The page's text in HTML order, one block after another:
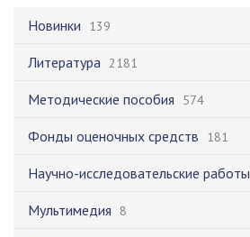
Новинки 139
Литература 2181
Методические пособия 574
Фонды оценочных средств 181
Научно-исследовательские работы
Мультимедия 8